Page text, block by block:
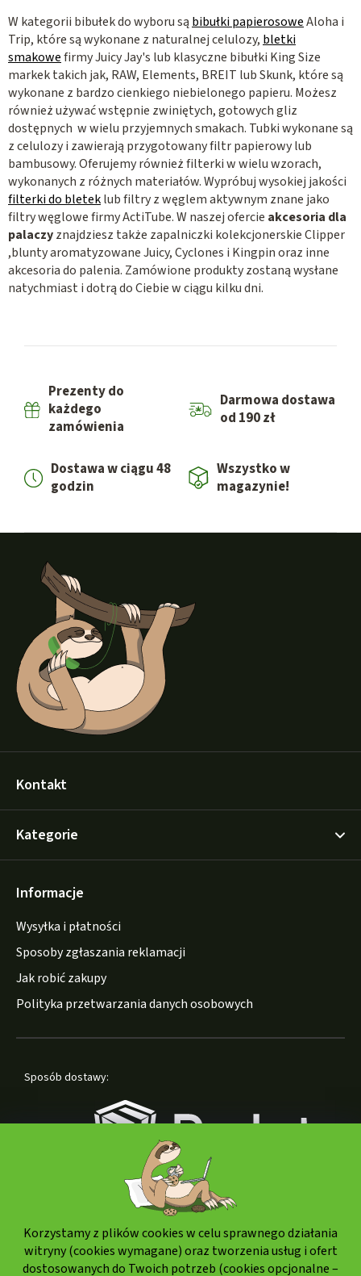
Korzystamy z plików cookies w celu sprawnego działania
witryny (cookies wymagane) oraz tworzenia usług i ofert
dostosowanych do Twoich potrzeb (cookies opcjonalne –
W kategorii bibułek do wyboru są bibułki papierosoweAloha i
Trip, które są wykonane z naturalnej celulozy, bletki
smakowefirmy Juicy Jay's lub klasyczne bibułki King Size
markek takich jak, RAW, Elements, BREIT lub Skunk, które są
wykonane z bardzo cienkiego niebielonego papieru. Możesz
również używać wstępnie zwiniętych, gotowych gliz
dostępnych w wielu przyjemnych smakach. Tubki wykonane są
z celulozy i zawierają przygotowany filtr papierowy lub
bambusowy. Oferujemy również filterki w wielu wzorach,
wykonanych z różnych materiałów. Wypróbuj wysokiej jakości
filterki do bleteklub filtry z węglem aktywnym znane jako
filtry węglowe firmy ActiTube. W naszej ofercie akcesoria dla
palaczyznajdziesz także zapalniczki kolekcjonerskie Clipper
,blunty aromatyzowane Juicy, Cyclones i Kingpin oraz inne
akcesoria do palenia. Zamówione produkty zostaną wysłane
natychmiast i dotrą do Ciebie w ciągu kilku dni.
Prezenty do
każdego
zamówienia
Darmowa dostawa
od 190 zł
Dostawa w ciągu 48
godzin
Wszystko w
magazynie!
S
Kontakt
Kategorie
Informacje
Wysyłka i płatności
Sposoby zgłaszania reklamacji
Jak robić zakupy
Polityka przetwarzania danych osobowych
Sposób dostawy:
Formy płatności: